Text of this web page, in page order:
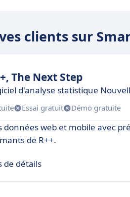
clients sur
The Next Step
d'analyse statistique
Essai gratuit Démo gratuite
données web et mobile avec
de R++.
de détails